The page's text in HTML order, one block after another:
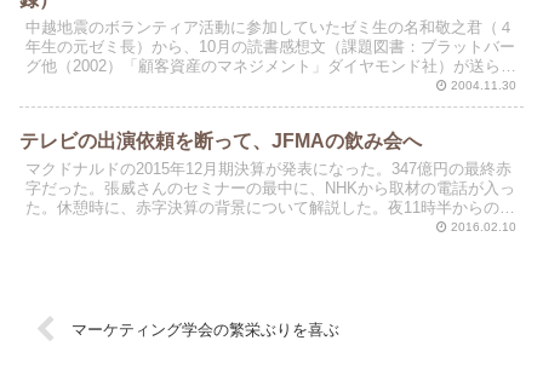
中越地震のボランティア活動に参加していたゼミ生の名和敬之君（４
年生の元ゼミ長）から、10月の読書感想文（課題図書：ブラットバー
グ他（2002）「顧客資産のマネジメント」ダイヤモンド社）が送られ
2004.11.30
テレビの出演依頼を断って、JFMAの飲み会へ
マクドナルドの2015年12月期決算が発表になった。347億円の最終赤
字だった。張威さんのセミナーの最中に、NHKから取材の電話が入っ
た。休憩時に、赤字決算の背景について解説した。夜11時半からの番
2016.02.10
マーケティング学会の繁栄ぶりを喜ぶ